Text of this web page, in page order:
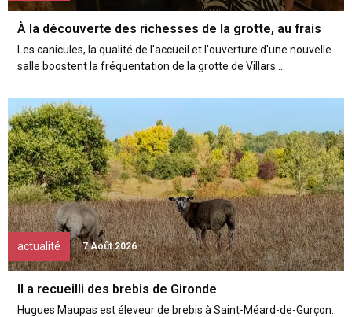
À la découverte des richesses de la grotte, au frais
Les canicules, la qualité de l'accueil et l'ouverture d'une nouvelle
salle boostent la fréquentation de la grotte de Villars....
actualité 7 Août 2026
Il a recueilli des brebis de Gironde
Hugues Maupas est éleveur de brebis à Saint-Méard-de-Gurçon.